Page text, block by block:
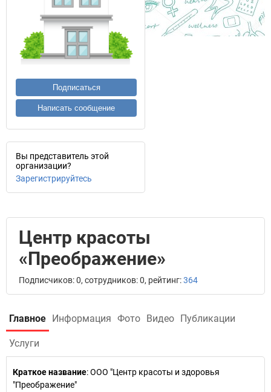
Подписаться
Написать сообщение
Вы представитель этой
организации?
Зарегистрируйтесь
Центр красоты
«Преображение»
Подписчиков: 0, сотрудников: 0, рейтинг:364
Главное Информация Фото Видео Публикации
Услуги
Краткое название:ООО "Центр красоты и здоровья
"Преображение"